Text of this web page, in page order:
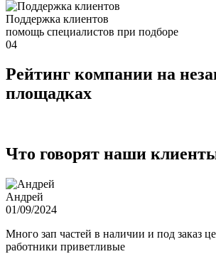
Поддержка клиентов
помощь специалистов при подборе
04
Рейтинг компании на
площадках
Что говорят наши
Андрей
01/09/2024
Много зап частей в наличии и под заказ
работники приветливые